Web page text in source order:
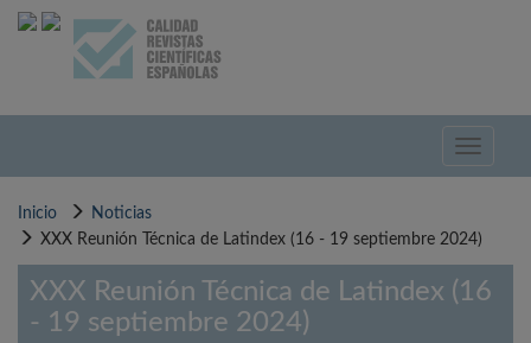
Pasar
Toggle
Inicio
Noticias
XXX Reunión Técnica de Latindex (16 - 19 septiembre 2024)
XXX Reunión Técnica de Latindex (16
- 19 septiembre 2024)